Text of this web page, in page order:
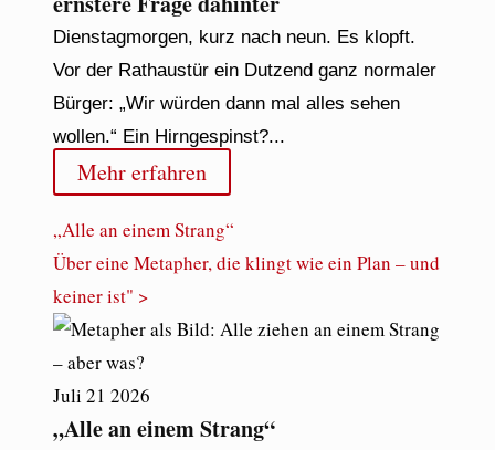
Dienstagmorgen, kurz nach neun. Es klopft.
Vor der Rathaustür ein Dutzend ganz normaler
Bürger: „Wir würden dann mal alles sehen
wollen.“ Ein Hirngespinst?...
Mehr erfahren
„Alle an einem Strang“
Über eine Metapher, die klingt wie ein Plan – und
keiner ist" >
Juli 21 2026
„Alle an einem Strang“